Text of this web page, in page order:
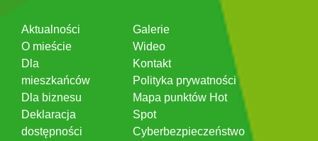
Aktualności
O mieście
Dla
mieszkańców
Dla biznesu
Deklaracja
dostępności
Galerie
Wideo
Kontakt
Polityka prywatności
Mapa punktów Hot
Spot
Cyberbezpieczeństwo